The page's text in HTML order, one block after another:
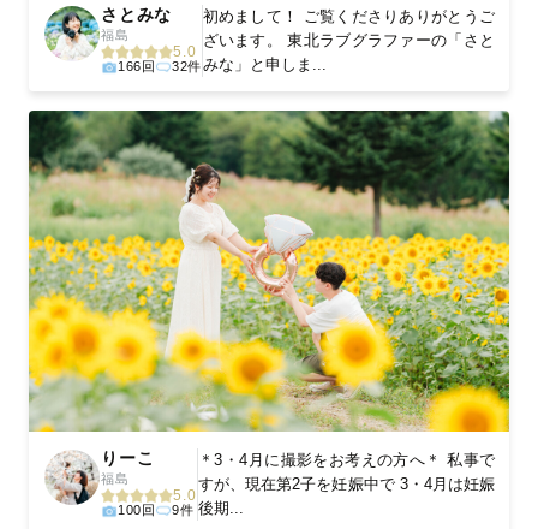
さとみな
福島
5.0
166回 32件
初めまして！ ご覧くださりありがとうご
ざいます。 東北ラブグラファーの「さと
みな」と申しま...
りーこ
福島
5.0
100回 9件
＊3・4月に撮影をお考えの方へ＊ 私事で
すが、現在第2子を妊娠中で 3・4月は妊娠
後期...